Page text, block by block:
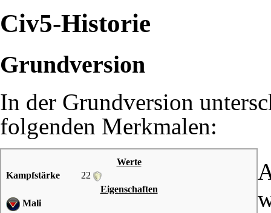
Civ5-Historie
Grundversion
In der Grundversion
folgenden Merkmalen:
Werte
Kampfstärke
22
Eigenschaften
Mali